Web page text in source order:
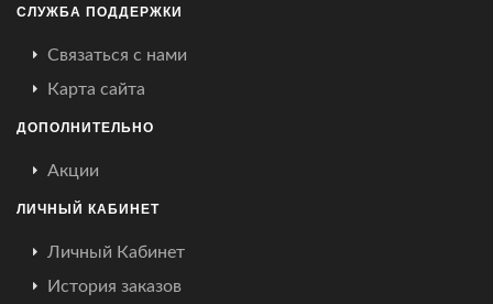
СЛУЖБА ПОДДЕРЖКИ
Связаться с нами
Карта сайта
ДОПОЛНИТЕЛЬНО
Акции
ЛИЧНЫЙ КАБИНЕТ
Личный Кабинет
История заказов